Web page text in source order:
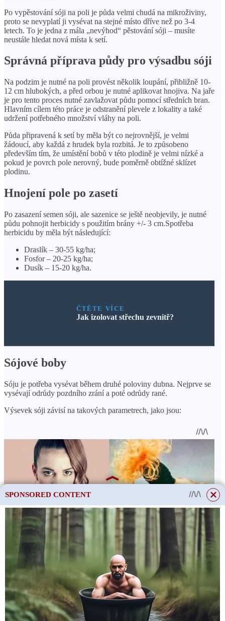
Po vypěstování sóji na poli je půda velmi chudá na mikroživiny,
proto se nevyplatí ji vysévat na stejné místo dříve než po 3-4
letech. To je jedna z mála „nevýhod“ pěstování sóji – musíte
neustále hledat nová místa k setí.
Správná příprava půdy pro výsadbu sóji
Na podzim je nutné na poli provést několik loupání, přibližně 10-
12 cm hlubokých, a před orbou je nutné aplikovat hnojiva. Na jaře
je pro tento proces nutné zavlažovat půdu pomocí středních bran.
Hlavním cílem této práce je odstranění plevele z lokality a také
udržení potřebného množství vláhy na poli.
Půda připravená k setí by měla být co nejrovnější, je velmi
žádoucí, aby každá z hrudek byla rozbitá. Je to způsobeno
především tím, že umístění bobů v této plodině je velmi nízké a
pokud je povrch pole nerovný, bude poměrně obtížné sklízet
plodinu.
Hnojení pole po zasetí
Po zasazení semen sóji, ale sazenice se ještě neobjevily, je nutné
půdu pohnojit herbicidy s použitím brány +/- 3 cm.Spotřeba
herbicidu by měla být následující:
Draslík – 30-55 kg/ha;
Fosfor – 20-25 kg/ha;
Dusík – 15-20 kg/ha.
ČTĚTE VÍCE
Jak izolovat střechu zevnitř?
Sójové boby
Sóju je potřeba vysévat během druhé poloviny dubna. Nejprve se
vysévají odrůdy pozdního zrání a poté odrůdy rané.
Výsevek sóji závisí na takových parametrech, jako jsou:
SPONSORED CONTENT